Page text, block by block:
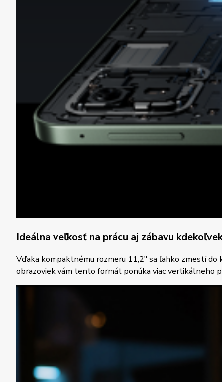
Ideálna veľkosť na prácu aj zábavu kdekoľvek
Vďaka kompaktnému rozmeru 11,2″ sa ľahko zmestí
obrazoviek vám tento formát ponúka viac vertikálneho